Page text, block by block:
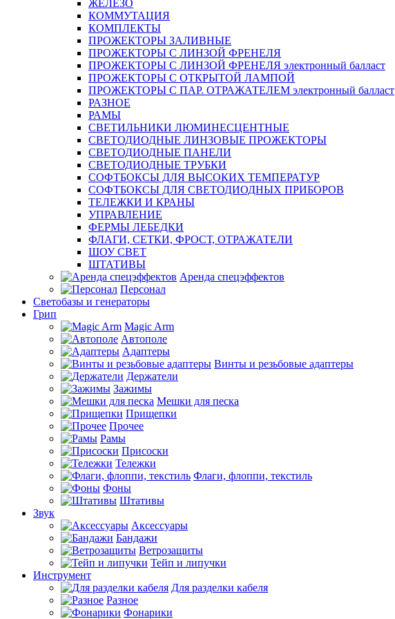
ЖЕЛЕЗО
КОММУТАЦИЯ
КОМПЛЕКТЫ
ПРОЖЕКТОРЫ ЗАЛИВНЫЕ
ПРОЖЕКТОРЫ С ЛИНЗОЙ ФРЕНЕЛЯ
ПРОЖЕКТОРЫ С ЛИНЗОЙ ФРЕНЕЛЯ электронный балласт
ПРОЖЕКТОРЫ С ОТКРЫТОЙ ЛАМПОЙ
ПРОЖЕКТОРЫ С ПАР. ОТРАЖАТЕЛЕМ электронный балласт
РАЗНОЕ
РАМЫ
СВЕТИЛЬНИКИ ЛЮМИНЕСЦЕНТНЫЕ
СВЕТОДИОДНЫЕ ЛИНЗОВЫЕ ПРОЖЕКТОРЫ
СВЕТОДИОДНЫЕ ПАНЕЛИ
СВЕТОДИОДНЫЕ ТРУБКИ
СОФТБОКСЫ ДЛЯ ВЫСОКИХ ТЕМПЕРАТУР
СОФТБОКСЫ ДЛЯ СВЕТОДИОДНЫХ ПРИБОРОВ
ТЕЛЕЖКИ И КРАНЫ
УПРАВЛЕНИЕ
ФЕРМЫ ЛЕБЕДКИ
ФЛАГИ, СЕТКИ, ФРОСТ, ОТРАЖАТЕЛИ
ШОУ СВЕТ
ШТАТИВЫ
Аренда спецэффектов
Персонал
Светобазы и генераторы
Грип
Magic Arm
Автополе
Адаптеры
Винты и резьбовые адаптеры
Держатели
Зажимы
Мешки для песка
Прищепки
Прочее
Рамы
Присоски
Тележки
Флаги, флоппи, текстиль
Фоны
Штативы
Звук
Аксессуары
Бандажи
Ветрозащиты
Тейп и липучки
Инструмент
Для разделки кабеля
Разное
Фонарики